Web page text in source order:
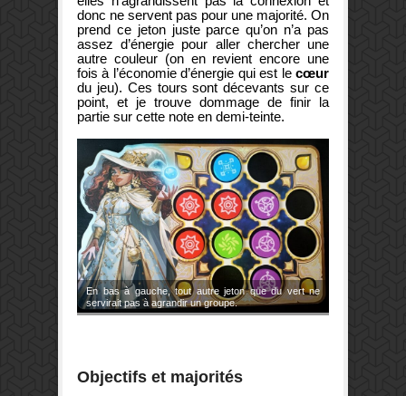
donc ne servent pas pour une majorité. On
prend ce jeton juste parce qu’on n’a pas
assez d’énergie pour aller chercher une
autre couleur (on en revient encore une
fois à l’économie d’énergie qui est le cœur
du jeu). Ces tours sont décevants sur ce
point, et je trouve dommage de finir la
partie sur cette note en demi-teinte.
En bas à gauche, tout autre jeton que du vert ne
servirait pas à agrandir un groupe.
Objectifs et majorités